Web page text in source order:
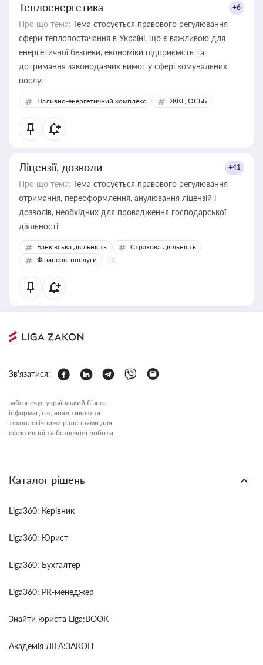
Теплоенергетика +6
Про що тема: Тема стосується правового регулювання
сфери теплопостачання в Україні, що є важливою для
енергетичної безпеки, економіки підприємств та
дотримання законодавчих вимог у сфері комунальних
послуг
Паливно-енергетичний комплекс ЖКГ, ОСББ
Ліцензії, дозволи +41
Про що тема: Тема стосується правового регулювання
отримання, переоформлення, анулювання ліцензій і
дозволів, необхідних для провадження господарської
діяльності
Банківська діяльність
Страхова діяльність
Фінансові послуги
+5
Зв'язатися:
забезпечує український бізнес
інформацією, аналітикою та
технологічними рішеннями для
ефективної та безпечної роботи.
Каталог рішень
Liga360: Керівник
Liga360: Юрист
Liga360: Бухгалтер
Liga360: PR-менеджер
Знайти юриста Liga:BOOK
Академія ЛІГА:ЗАКОН